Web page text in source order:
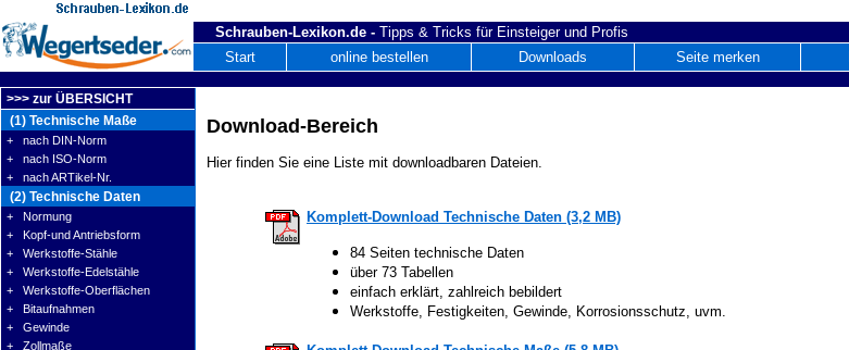
Schrauben-Lexikon.de - Tipps & Tricks für Einsteiger und Profis
Start
online bestellen Downloads Seite merken
>>> zur ÜBERSICHT
(1) Technische Maße
+ nach DIN-Norm
+ nach ISO-Norm
+ nach ARTikel-Nr.
(2) Technische Daten
+ Normung
+ Kopf-und Antriebsform
+ Werkstoffe-Stähle
+ Werkstoffe-Edelstähle
+ Werkstoffe-Oberflächen
+ Bitaufnahmen
+ Gewinde
+ Zollmaße
Download-Bereich
Hier finden Sie eine Liste mit downloadbaren Dateien.
Komplett-Download Technische Daten (3,2 MB)
84 Seiten technische Daten
über 73 Tabellen
einfach erklärt, zahlreich bebildert
Werkstoffe, Festigkeiten, Gewinde, Korrosionsschutz, uvm.